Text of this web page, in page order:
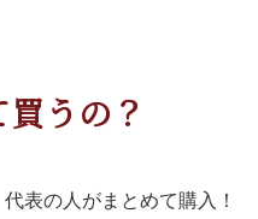
うの？
代表の人がまとめて購入！